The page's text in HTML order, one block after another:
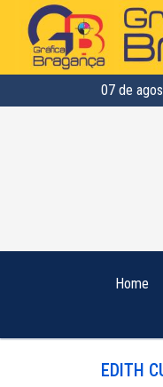
07 de
Home
EDITH